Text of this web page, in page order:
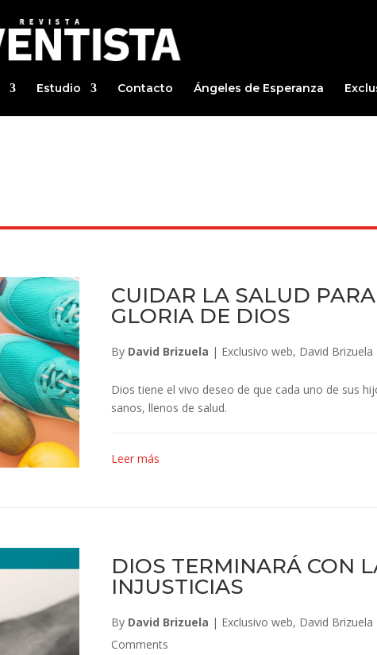
Estudio Contacto Ángeles de Esperanza
CUIDAR LA SALUD
GLORIA DE DIOS
By David Brizuela | Exclusivo web, David Brizuela
Dios tiene el vivo deseo de que cada uno de sus
sanos, llenos de salud.
Leer más
DIOS TERMINARÁ CON
INJUSTICIAS
By David Brizuela | Exclusivo web, David Brizuela
Comments